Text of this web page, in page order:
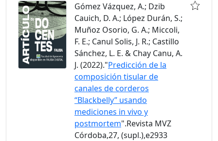
Gómez Vázquez, A.; Dzib
Cauich, D. A.; López Durán, S.;
Muñoz Osorio, G. A.; Miccoli,
F. E.; Canul Solis, J. R.; Castillo
Sánchez, L. E. & Chay Canu, A.
J. (2022)."Predicción de la
composición tisular de
canales de corderos
“Blackbelly” usando
mediciones in vivo y
postmortem".Revista MVZ
Córdoba,27, (supl.),e2933